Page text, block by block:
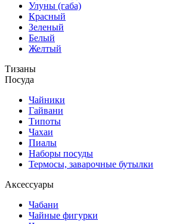
Улуны (габа)
Красный
Зеленый
Белый
Желтый
Тизаны
Посуда
Чайники
Гайвани
Типоты
Чахаи
Пиалы
Наборы посуды
Термосы, заварочные бутылки
Аксессуары
Чабани
Чайные фигурки